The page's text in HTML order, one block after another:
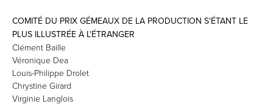
COMITÉ DU PRIX GÉMEAUX DE LA PRODUCTION S'ÉTANT LE
PLUS ILLUSTRÉE À L'ÉTRANGER
Clément Baille
Véronique Dea
Louis-Philippe Drolet
Chrystine Girard
Virginie Langlois